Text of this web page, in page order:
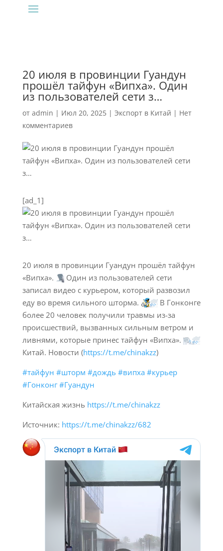
20 июля в провинции Гуандун
прошёл тайфун «Випха». Один
из пользователей сети з…
от admin | Июл 20, 2025| Экспорт в Китай | Нет
комментариев
[ad_1]
20 июля в провинции Гуандун прошёл тайфун
«Випха».
Один из пользователей сети
записал видео с курьером, который развозил
еду во время сильного шторма.
В Гонконге
более 20 человек получили травмы из-за
происшествий, вызванных сильным ветром и
ливнями, которые принес тайфун «Випха».
Китай. Новости (https://t.me/chinakzz)
#тайфун #шторм #дождь #випха #курьер
#Гонконг #Гуандун
Китайская жизнь https://t.me/chinakzz
Источник: https://t.me/chinakzz/682